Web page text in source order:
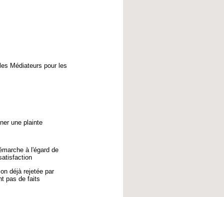
Médiateurs pour les
une plainte
à l'égard de
déjà rejetée par
pas de faits